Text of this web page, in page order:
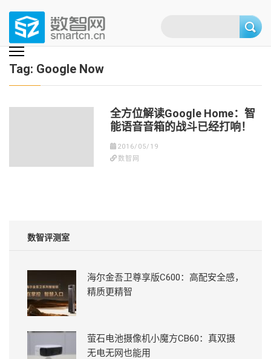
content
(Press
enter)
数智网
智能家居第一资讯门户 | 智能家居系统，智能家居产品，智能家居解决方
Tag: Google Now
全方位解读Google Home：智
能语音音箱的战斗已经打响！
2016/05/19
数智网
数智评测室
海尔金吾卫尊享版C600：高配安全感，
精质更精智
萤石电池摄像机小魔方CB60：真双摄
无电无网也能用